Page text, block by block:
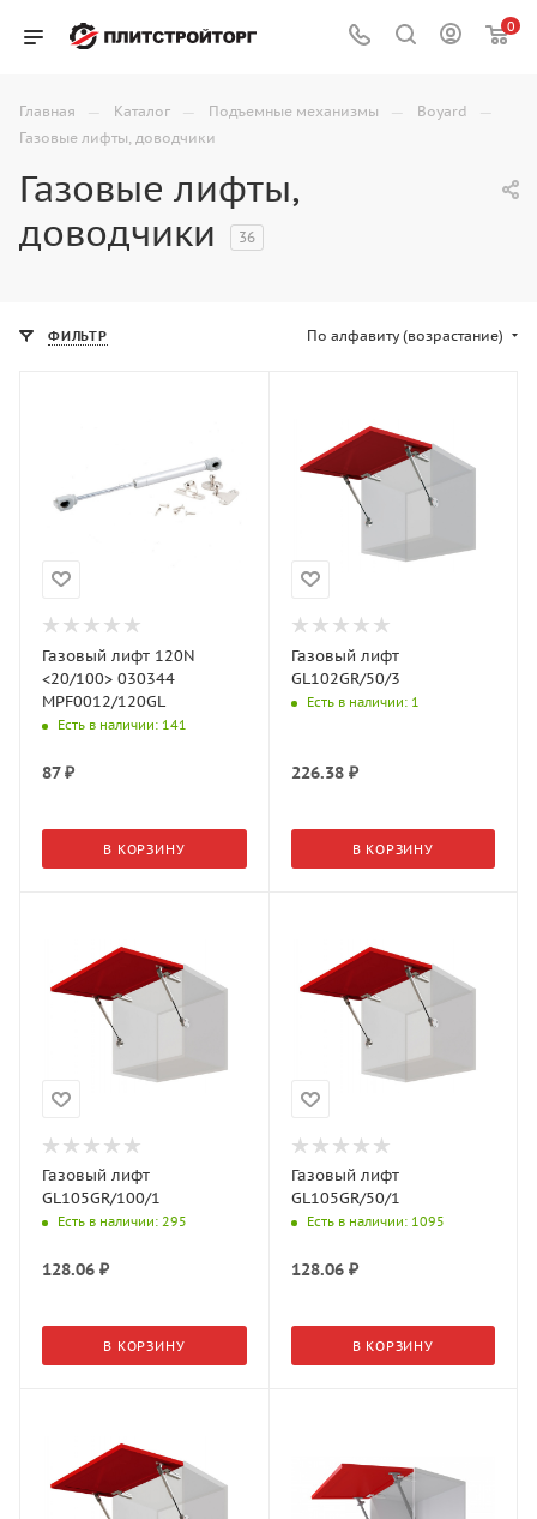
0
Главная — Каталог — Подъемные механизмы — Boyard —
Газовые лифты, доводчики
Газовые лифты,
доводчики
36
ФИЛЬТР По алфавиту (возрастание)
Газовый лифт 120N
<20/100> 030344
MPF0012/120GL
Есть в наличии: 141
87₽
В КОРЗИНУ
Газовый лифт
GL102GR/50/3
Есть в наличии: 1
226.38₽
В КОРЗИНУ
Газовый лифт
GL105GR/100/1
Есть в наличии: 295
128.06 ₽
В КОРЗИНУ
Газовый лифт
GL105GR/50/1
Есть в наличии: 1095
128.06₽
В КОРЗИНУ